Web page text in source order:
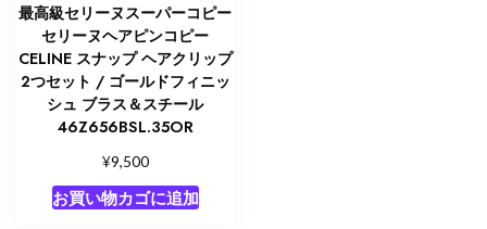
最高級セリーヌスーパーコピー
セリーヌヘアピンコピー
CELINE スナップ ヘアクリップ
2つセット / ゴールドフィニッ
シュ ブラス＆スチール
46Z656BSL.35OR
¥9,500
お買い物カゴに追加